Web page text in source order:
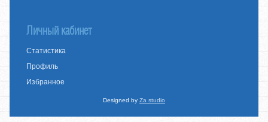
Личный кабинет
Статистика
Профиль
Избранное
Designed by Za studio